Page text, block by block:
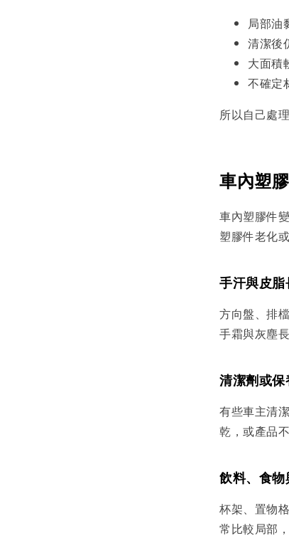
局部油
清潔後
大面積
不確定
所以自己處
車內塑
車內塑膠件
塑膠件老化
手汗與皮
方向盤、排
手霜與灰塵
清潔劑或
有些車主清
乾，或產品
飲料、食
杯架、置物
常比較局部